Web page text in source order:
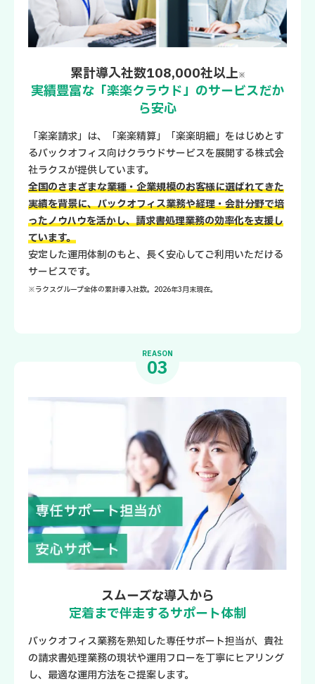
累計導入社数108,000社以上※
実績豊富な「楽楽クラウド」のサービスだか
ら安心
「楽楽請求」は、「楽楽精算」「楽楽明細」をはじめとす
るバックオフィス向けクラウドサービスを展開する株式会
社ラクスが提供しています。
全国のさまざまな業種・企業規模のお客様に選ばれてきた
実績を背景に、バックオフィス業務や経理・会計分野で培
ったノウハウを活かし、請求書処理業務の効率化を支援し
ています。
安定した運用体制のもと、長く安心してご利用いただける
サービスです。
※ラクスグループ全体の累計導入社数。2026年3月末現在。
REASON
03
スムーズな導入から
定着まで伴走するサポート体制
バックオフィス業務を熟知した専任サポート担当が、貴社
の請求書処理業務の現状や運用フローを丁寧にヒアリング
し、最適な運用方法をご提案します。